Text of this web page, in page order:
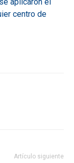
centro de
Artículo siguiente